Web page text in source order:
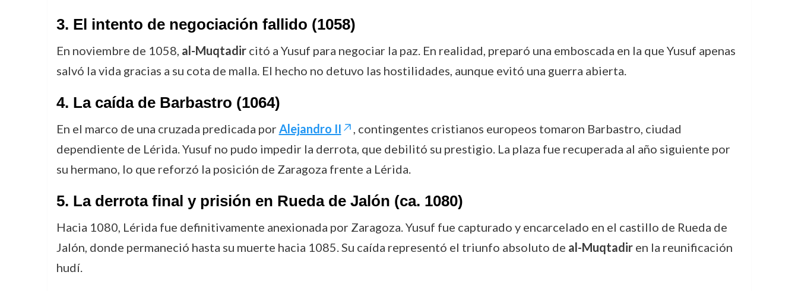
3. El intento de negociación fallido (1058)
En noviembre de 1058, al-Muqtadircitó a Yusuf para negociar la paz. En realidad, preparó una emboscada en la que Yusuf apenas
salvó la vida gracias a su cota de malla. El hecho no detuvo las hostilidades, aunque evitó una guerra abierta.
4. La caída de Barbastro (1064)
En el marco de una cruzada predicada por Alejandro II
, contingentes cristianos europeos tomaron Barbastro, ciudad
dependiente de Lérida. Yusuf no pudo impedir la derrota, que debilitó su prestigio. La plaza fue recuperada al año siguiente por
su hermano, lo que reforzó la posición de Zaragoza frente a Lérida.
5. La derrota final y prisión en Rueda de Jalón (ca. 1080)
Hacia 1080, Lérida fue definitivamente anexionada por Zaragoza. Yusuf fue capturado y encarcelado en el castillo de Rueda de
Jalón, donde permaneció hasta su muerte hacia 1085. Su caída representó el triunfo absoluto de al-Muqtadiren la reunificación
hudí.